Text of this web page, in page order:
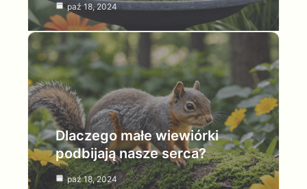
paź 18, 2024
Dlaczego małe wiewiórki
podbijają nasze serca?
paź 18, 2024